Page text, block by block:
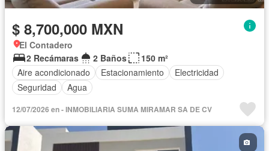
$ 8,700,000 MXN
El Contadero
2 Recámaras
2 Baños
150 m²
Aire acondicionado
Estacionamiento
Electricidad
Seguridad
Agua
12/07/2026 en - INMOBILIARIA SUMA MIRAMAR SA DE CV